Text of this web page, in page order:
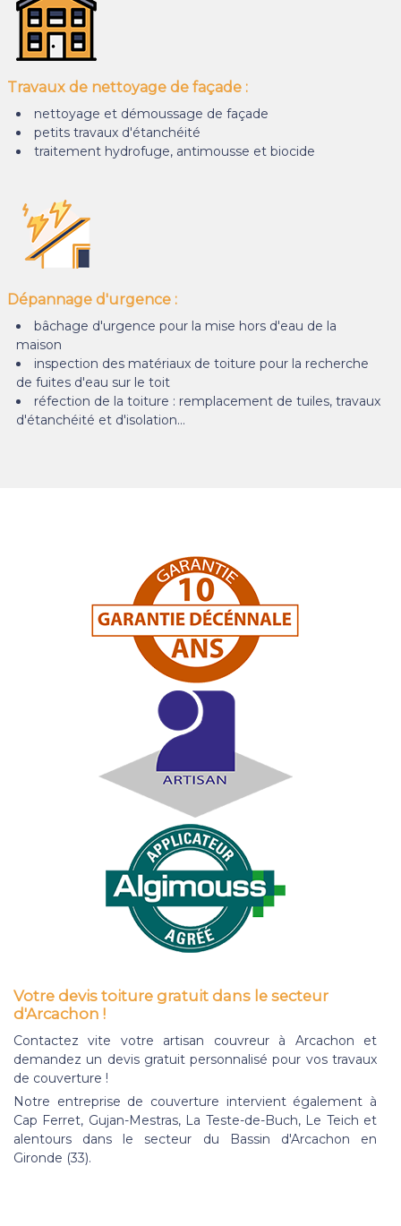
Travaux de nettoyage de façade :
nettoyage et démoussage de façade
petits travaux d'étanchéité
traitement hydrofuge, antimousse et biocide
Dépannage d'urgence :
bâchage d'urgence pour la mise hors d'eau de la
maison
inspection des matériaux de toiture pour la recherche
de fuites d'eau sur le toit
réfection de la toiture : remplacement de tuiles, travaux
d'étanchéité et d'isolation…
Votre devis toiture gratuit dans le secteur
d'Arcachon !
Contactez vite votre artisan couvreur à Arcachon et
demandez un devis gratuit personnalisé pour vos travaux
de couverture !
Notre entreprise de couverture intervient également à
Cap Ferret, Gujan-Mestras, La Teste-de-Buch, Le Teich et
alentours dans le secteur du Bassin d'Arcachon en
Gironde (33).